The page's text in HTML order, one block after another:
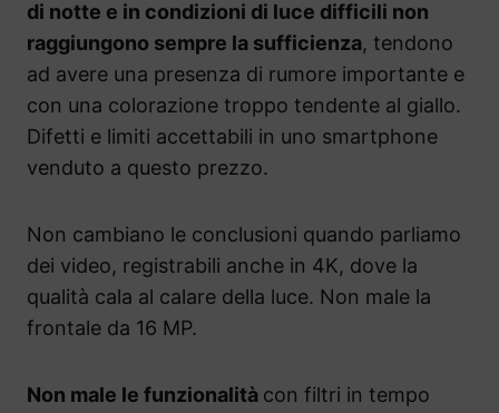
di notte e in condizioni di luce difficili non
raggiungono sempre la sufficienza, tendono
ad avere una presenza di rumore importante e
con una colorazione troppo tendente al giallo.
Difetti e limiti accettabili in uno smartphone
venduto a questo prezzo.
Non cambiano le conclusioni quando parliamo
dei video, registrabili anche in 4K, dove la
qualità cala al calare della luce. Non male la
frontale da 16 MP.
Non male le funzionalità con filtri in tempo